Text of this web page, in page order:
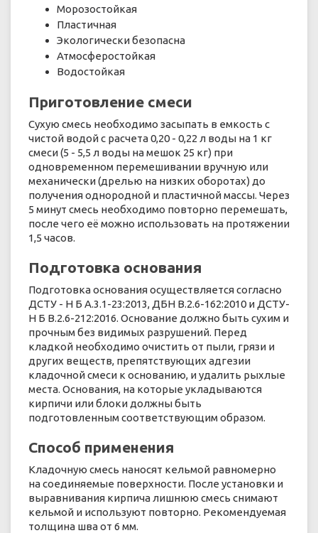
Морозостойкая
Пластичная
Экологически безопасна
Атмосферостойкая
Водостойкая
Приготовление смеси
Сухую смесь необходимо засыпать в емкость с
чистой водой с расчета 0,20 - 0,22 л воды на 1 кг
смеси (5 - 5,5 л воды на мешок 25 кг) при
одновременном перемешивании вручную или
механически (дрелью на низких оборотах) до
получения однородной и пластичной массы. Через
5 минут смесь необходимо повторно перемешать,
после чего её можно использовать на протяжении
1,5 часов.
Подготовка основания
Подготовка основания осуществляется согласно
ДСТУ - Н Б А.3.1-23:2013, ДБН В.2.6-162:2010 и ДСТУ-
Н Б В.2.6-212:2016. Основание должно быть сухим и
прочным без видимых разрушений. Перед
кладкой необходимо очистить от пыли, грязи и
других веществ, препятствующих адгезии
кладочной смеси к основанию, и удалить рыхлые
места. Основания, на которые укладываются
кирпичи или блоки должны быть
подготовленным соответствующим образом.
Способ применения
Кладочную смесь наносят кельмой равномерно
на соединяемые поверхности. После установки и
выравнивания кирпича лишнюю смесь снимают
кельмой и используют повторно. Рекомендуемая
толщина шва от 6 мм.